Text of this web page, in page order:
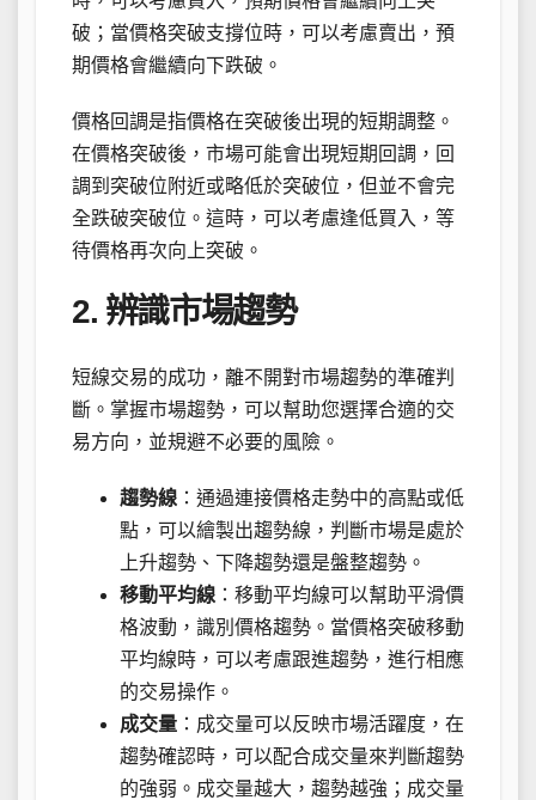
破；當價格突破支撐位時，可以考慮賣出，預
期價格會繼續向下跌破。
價格回調是指價格在突破後出現的短期調整。
在價格突破後，市場可能會出現短期回調，回
調到突破位附近或略低於突破位，但並不會完
全跌破突破位。這時，可以考慮逢低買入，等
待價格再次向上突破。
2. 辨識市場趨勢
短線交易的成功，離不開對市場趨勢的準確判
斷。掌握市場趨勢，可以幫助您選擇合適的交
易方向，並規避不必要的風險。
趨勢線 ：通過連接價格走勢中的高點或低
點，可以繪製出趨勢線，判斷市場是處於
上升趨勢、下降趨勢還是盤整趨勢。
移動平均線 ：移動平均線可以幫助平滑價
格波動，識別價格趨勢。當價格突破移動
平均線時，可以考慮跟進趨勢，進行相應
的交易操作。
成交量 ：成交量可以反映市場活躍度，在
趨勢確認時，可以配合成交量來判斷趨勢
的強弱。成交量越大，趨勢越強；成交量